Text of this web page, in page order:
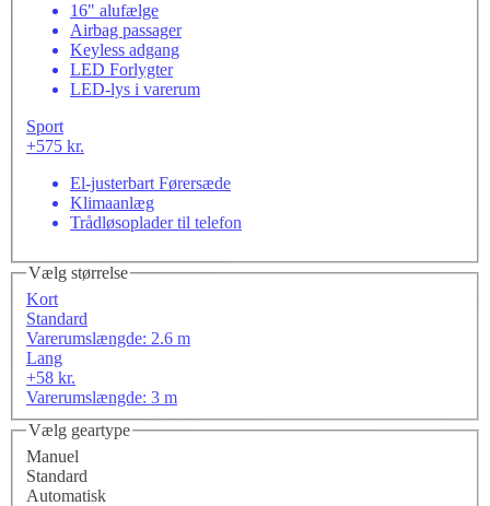
16" alufælge
Airbag passager
Keyless adgang
LED Forlygter
LED-lys i varerum
Sport
+575 kr.
El-justerbart Førersæde
Klimaanlæg
Trådløsoplader til telefon
Vælg størrelse
Kort
Standard
Varerumslængde: 2.6 m
Lang
+58 kr.
Varerumslængde: 3 m
Vælg geartype
Manuel
Standard
Automatisk